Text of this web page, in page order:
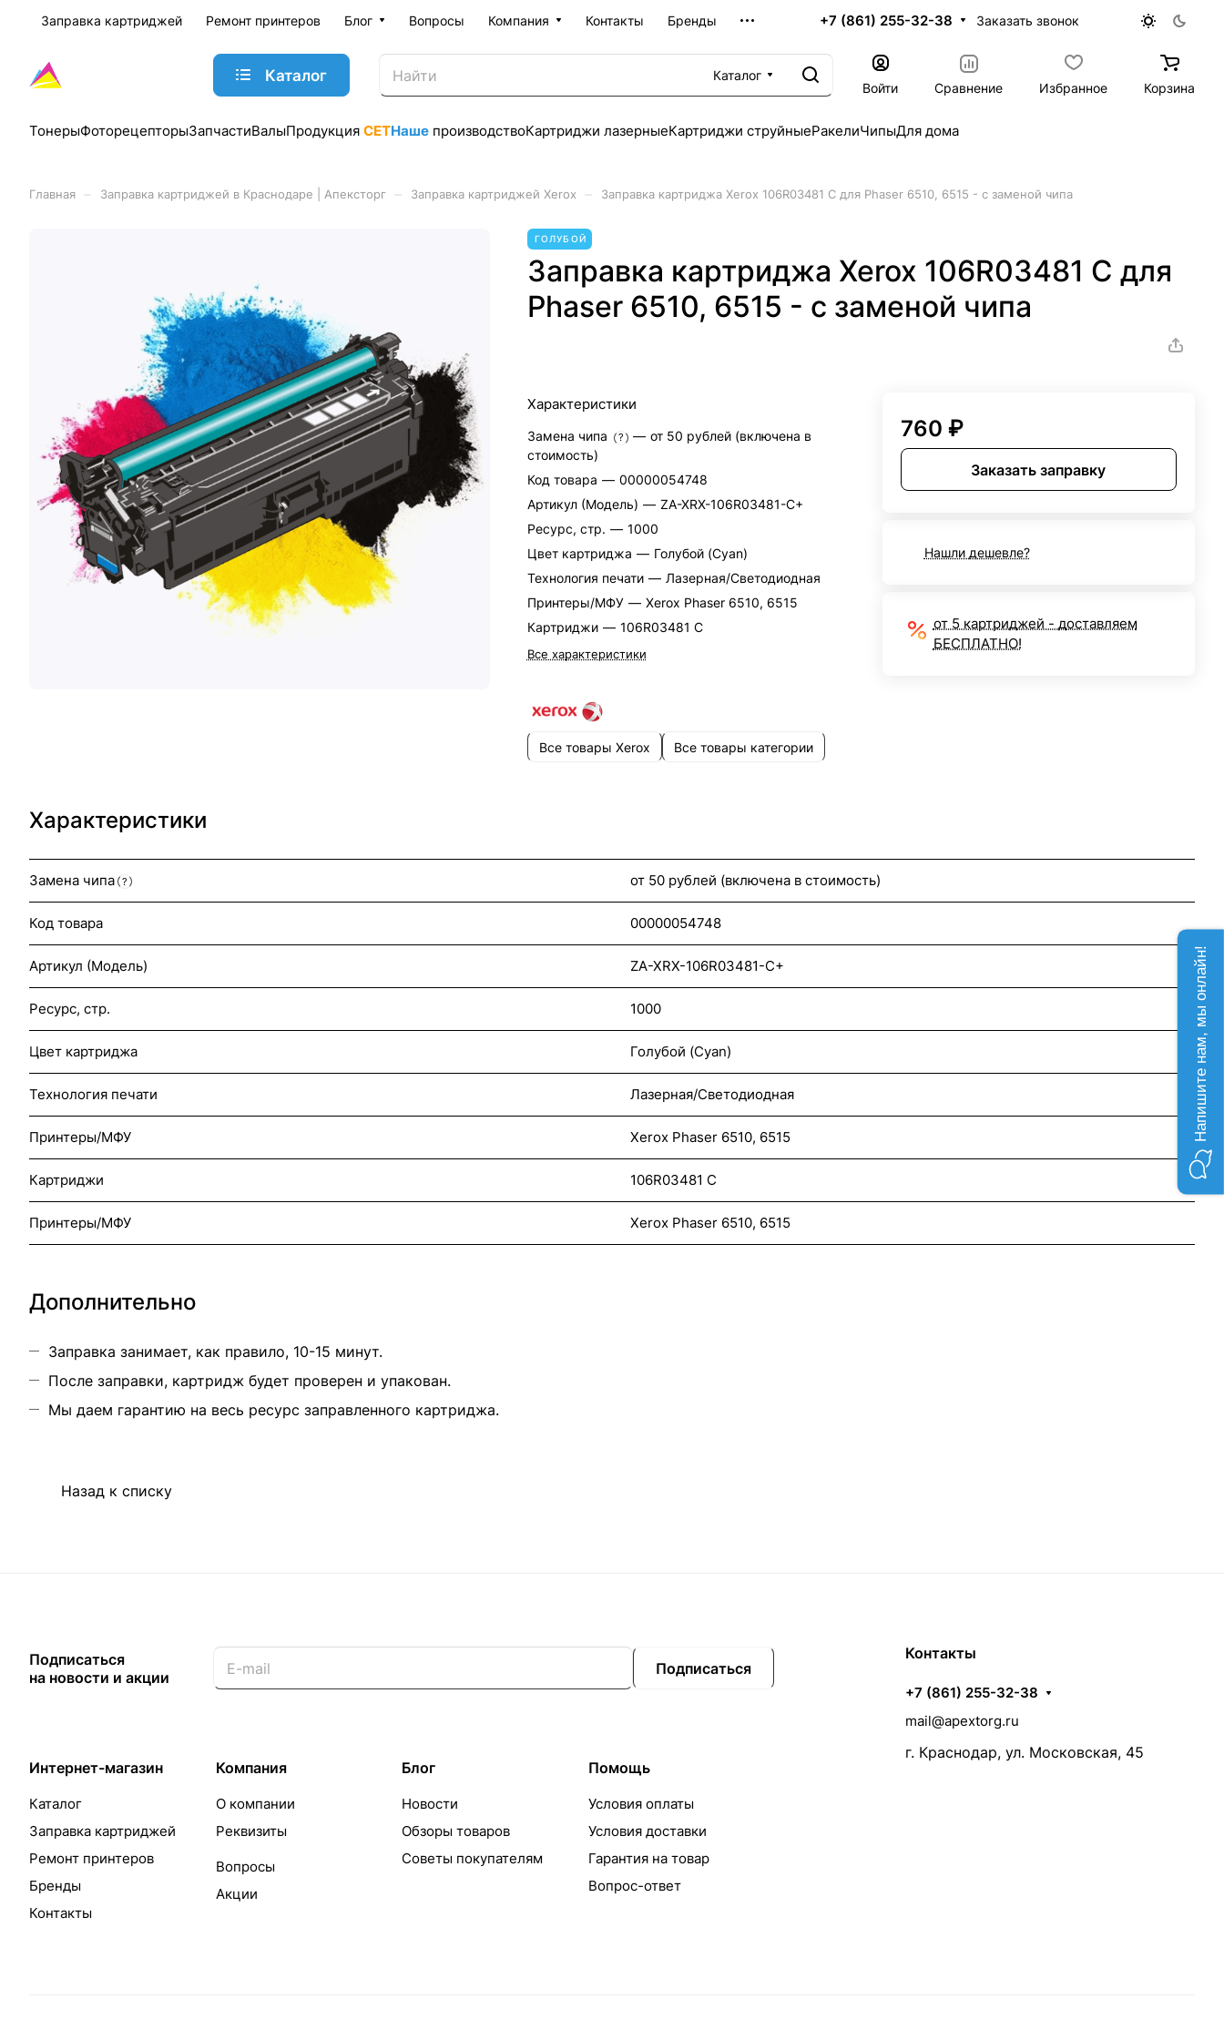
Заправка картриджей Ремонт принтеров Блог Вопросы Компания Контакты Бренды +7 (861) 255-32-38 Заказать звонок
Каталог
Каталог
Войти
Сравнение Избранное Корзина
ТонерыФоторецепторыЗапчастиВалыПродукция CETНаше производствоКартриджи лазерныеКартриджи струйныеРакелиЧипыДля дома
Главная Заправка картриджей в Краснодаре | Апексторг Заправка картриджей Xerox Заправка картриджа Xerox 106R03481 C для Phaser 6510, 6515 - с заменой чипа
ГОЛУБОЙ
Заправка картриджа Xerox 106R03481 C для
Phaser 6510, 6515 - с заменой чипа
Характеристики
Замена чипа ? — от 50 рублей (включена в
стоимость)
Код товара — 00000054748
Артикул (Модель) — ZA-XRX-106R03481-C+
Ресурс, стр. — 1000
Цвет картриджа — Голубой (Cyan)
Технология печати — Лазерная/Светодиодная
Принтеры/МФУ — Xerox Phaser 6510, 6515
Картриджи — 106R03481 C
Все характеристики
Все товары Xerox Все товары категории
760 ₽
Заказать заправку
Нашли дешевле?
от 5 картриджей - доставляем
БЕСПЛАТНО!
Характеристики
Замена чипа ? от 50 рублей (включена в стоимость)
Код товара 00000054748
Артикул (Модель) ZA-XRX-106R03481-C+
Ресурс, стр. 1000
Цвет картриджа Голубой (Cyan)
Технология печати Лазерная/Светодиодная
Принтеры/МФУ Xerox Phaser 6510, 6515
Картриджи 106R03481 C
Принтеры/МФУ Xerox Phaser 6510, 6515
Дополнительно
Заправка занимает, как правило, 10-15 минут.
После заправки, картридж будет проверен и упакован.
Мы даем гарантию на весь ресурс заправленного картриджа.
Назад к списку
Подписаться
на новости и акции
Подписаться
Интернет-магазин
Каталог
Заправка картриджей
Ремонт принтеров
Бренды
Контакты
Компания
О компании
Реквизиты
Вопросы
Акции
Блог
Новости
Обзоры товаров
Советы покупателям
Помощь
Условия оплаты
Условия доставки
Гарантия на товар
Вопрос-ответ
Контакты
+7 (861) 255-32-38
mail@apextorg.ru
г. Краснодар, ул. Московская, 45
Напишите нам, мы онлайн!